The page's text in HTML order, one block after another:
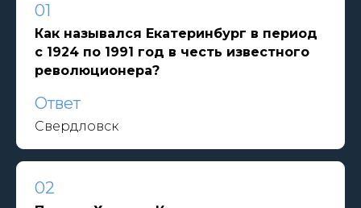
01
Как назывался Екатеринбург в период
с 1924 по 1991 год в честь известного
революционера?
Ответ
Свердловск
02